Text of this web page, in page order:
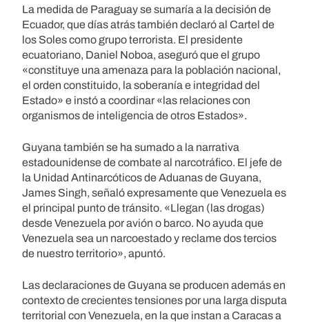
La medida de Paraguay se sumaría a la decisión de
Ecuador, que días atrás también declaró al Cartel de
los Soles como grupo terrorista. El presidente
ecuatoriano, Daniel Noboa, aseguró que el grupo
«constituye una amenaza para la población nacional,
el orden constituido, la soberanía e integridad del
Estado» e instó a coordinar «las relaciones con
organismos de inteligencia de otros Estados».
Guyana también se ha sumado a la narrativa
estadounidense de combate al narcotráfico. El jefe de
la Unidad Antinarcóticos de Aduanas de Guyana,
James Singh, señaló expresamente que Venezuela es
el principal punto de tránsito. «Llegan (las drogas)
desde Venezuela por avión o barco. No ayuda que
Venezuela sea un narcoestado y reclame dos tercios
de nuestro territorio», apuntó.
Las declaraciones de Guyana se producen además en
contexto de crecientes tensiones por una larga disputa
territorial con Venezuela, en la que instan a Caracas a